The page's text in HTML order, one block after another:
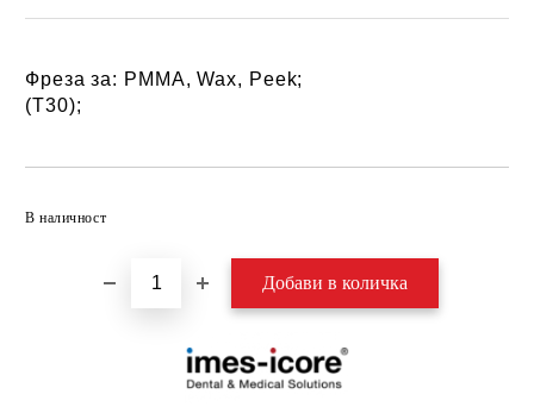
Фреза за: PMMA, Wax, Peek;
(Т30);
В наличност